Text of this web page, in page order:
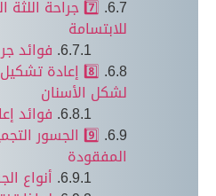
7️⃣ جراحة
للابتسامة
فوائد
8️⃣ إعادة
لشكل الأسنان
فوائد
9️⃣ الجسور
المفقودة
أنواع